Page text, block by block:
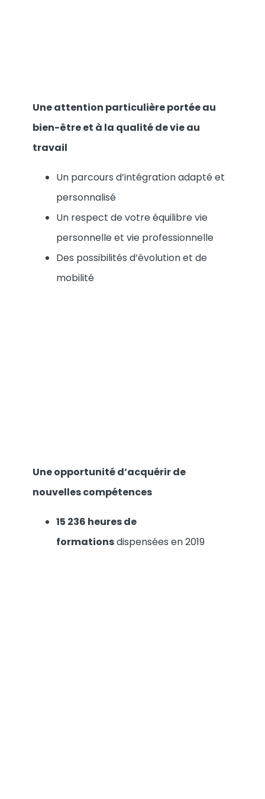
Une attention particulière portée au
bien-être et à la qualité de vie au
travail
Un parcours d’intégration adapté et
personnalisé
Un respect de votre équilibre vie
personnelle et vie professionnelle
Des possibilités d’évolution et de
mobilité
Une opportunité d’acquérir de
nouvelles compétences
15 236 heures de
formationsdispensées en 2019